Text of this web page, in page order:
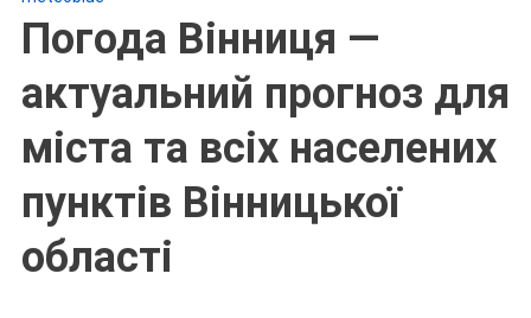
Погода Вінниця —
актуальний прогноз для
міста та всіх населених
пунктів Вінницької
області